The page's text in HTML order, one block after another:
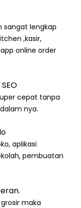
sangat lengkap
,kasir,
online order
cepat tanpa
nya.
aplikasi
pembuatan
maka